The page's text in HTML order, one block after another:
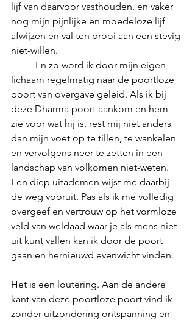
lijf van daarvoor vasthouden, en vaker
nog mijn pijnlijke en moedeloze lijf
afwijzen en val ten prooi aan een stevig
niet-willen.
lichaam regelmatig naar de poortloze
poort van overgave geleid. Als ik bij
deze Dharma poort aankom en hem
zie voor wat hij is, rest mij niet anders
dan mijn voet op te tillen, te wankelen
en vervolgens neer te zetten in een
landschap van volkomen niet-weten.
Een diep uitademen wijst me daarbij
de weg vooruit. Pas als ik me volledig
overgeef en vertrouw op het vormloze
veld van weldaad waar je als mens niet
uit kunt vallen kan ik door de poort
gaan en hernieuwd evenwicht vinden.
Het is een loutering. Aan de andere
kant van deze poortloze poort vind ik
zonder uitzondering ontspanning en